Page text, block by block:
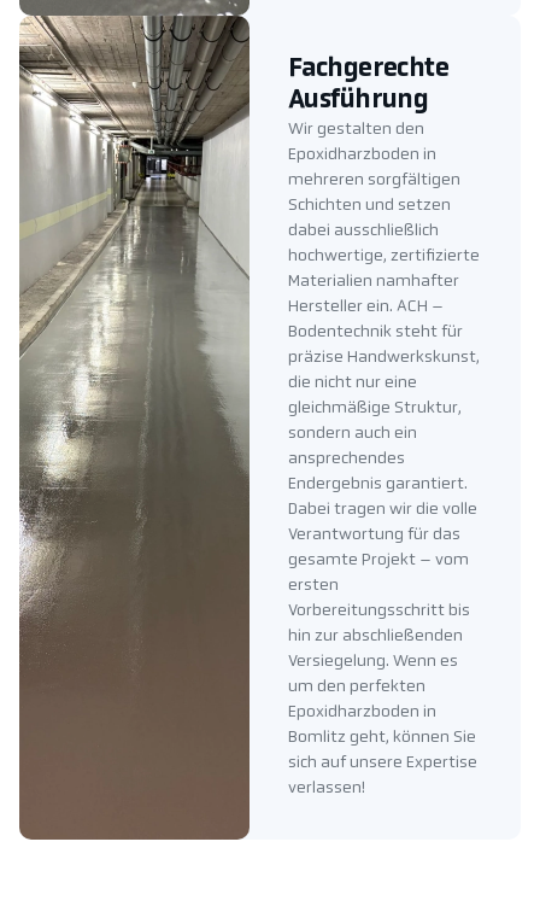
Fachgerechte
Ausführung
Wir gestalten den
Epoxidharzboden in
mehreren sorgfältigen
Schichten und setzen
dabei ausschließlich
hochwertige, zertifizierte
Materialien namhafter
Hersteller ein. ACH –
Bodentechnik steht für
präzise Handwerkskunst,
die nicht nur eine
gleichmäßige Struktur,
sondern auch ein
ansprechendes
Endergebnis garantiert.
Dabei tragen wir die volle
Verantwortung für das
gesamte Projekt – vom
ersten
Vorbereitungsschritt bis
hin zur abschließenden
Versiegelung. Wenn es
um den perfekten
Epoxidharzboden in
Bomlitz geht, können Sie
sich auf unsere Expertise
verlassen!